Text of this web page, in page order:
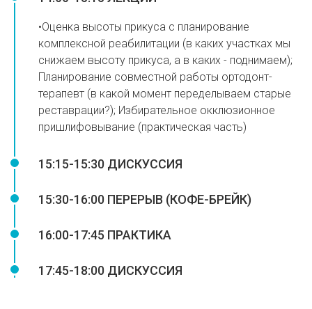
•Оценка высоты прикуса с планирование
комплексной реабилитации (в каких участках мы
снижаем высоту прикуса, а в каких - поднимаем);
Планирование совместной работы ортодонт-
терапевт (в какой момент переделываем старые
реставрации?); Избирательное окклюзионное
пришлифовывание (практическая часть)
15:15-15:30 ДИСКУССИЯ
15:30-16:00 ПЕРЕРЫВ (КОФЕ-БРЕЙК)
16:00-17:45 ПРАКТИКА
17:45-18:00 ДИСКУССИЯ